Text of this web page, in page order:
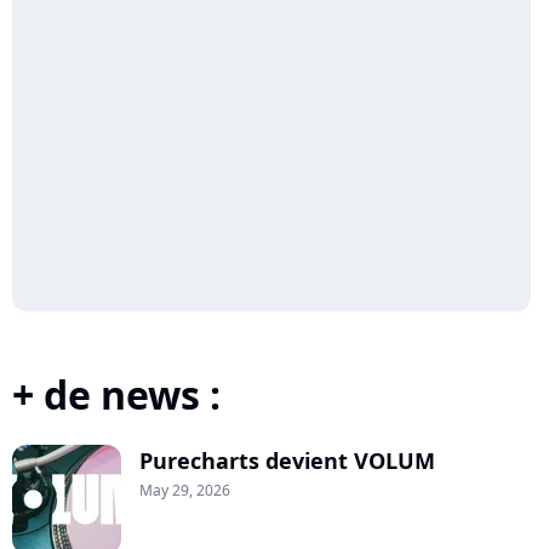
+ de news :
Purecharts devient VOLUM
May 29, 2026